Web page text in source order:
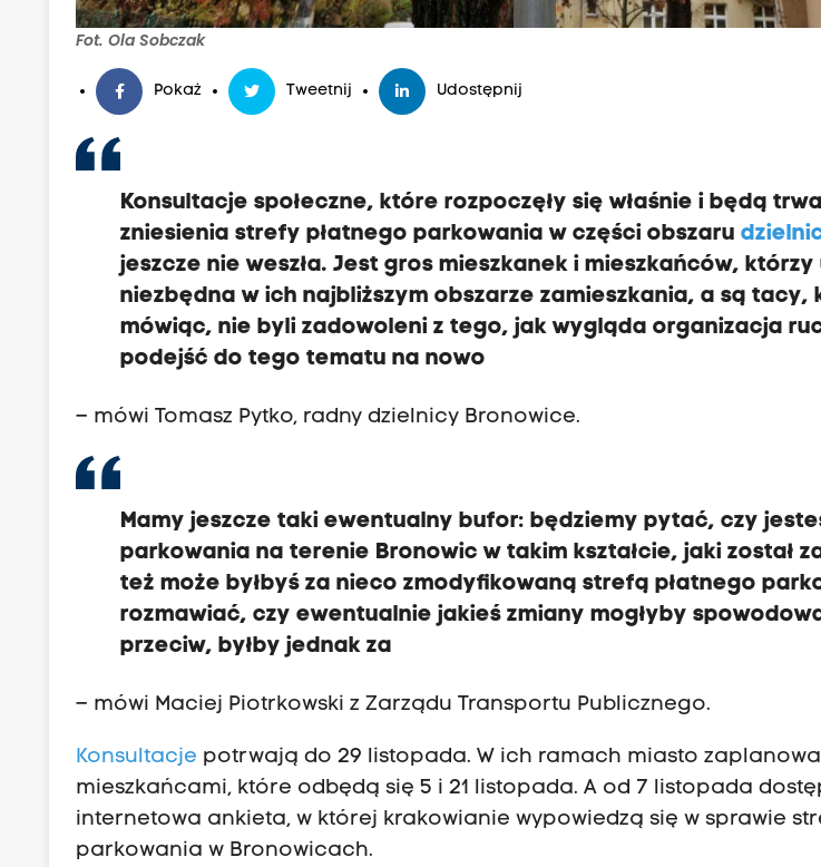
Fot. Ola Sobczak
Pokaż Tweetnij Udostępnij
Konsultacje społeczne, które rozpoczęły się właśnie i będą
zniesienia strefy płatnego parkowania w części obszaru
jeszcze nie weszła. Jest gros mieszkanek i mieszkańców,
niezbędna w ich najbliższym obszarze zamieszkania, a są
mówiąc, nie byli zadowoleni z tego, jak wygląda organizacja
podejść do tego tematu na nowo
– mówi Tomasz Pytko, radny dzielnicy Bronowice.
Mamy jeszcze taki ewentualny bufor: będziemy pytać, czy
parkowania na terenie Bronowic w takim kształcie, jaki został
też może byłbyś za nieco zmodyfikowaną strefą płatnego
rozmawiać, czy ewentualnie jakieś zmiany mogłyby
przeciw, byłby jednak za
– mówi Maciej Piotrkowski z Zarządu Transportu Publicznego.
Konsultacje potrwają do 29 listopada. W ich ramach miasto
mieszkańcami, które odbędą się 5 i 21 listopada. A od 7 listopada
internetowa ankieta, w której krakowianie wypowiedzą się w sprawie
parkowania w Bronowicach.